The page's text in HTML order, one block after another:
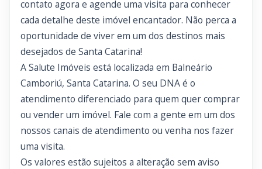
contato agora e agende uma visita para conhecer
cada detalhe deste imóvel encantador. Não perca a
oportunidade de viver em um dos destinos mais
desejados de Santa Catarina!
A Salute Imóveis está localizada em Balneário
Camboriú, Santa Catarina. O seu DNA é o
atendimento diferenciado para quem quer comprar
ou vender um imóvel. Fale com a gente em um dos
nossos canais de atendimento ou venha nos fazer
uma visita.
Os valores estão sujeitos a alteração sem aviso